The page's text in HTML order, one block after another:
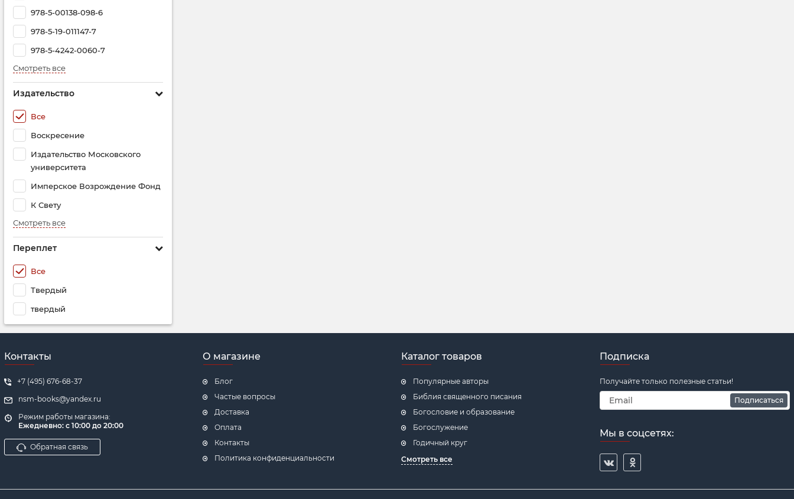
978-5-00138-098-6
978-5-19-011147-7
978-5-4242-0060-7
Смотреть все
Издательство
Все
Воскресение
Издательство Московского
университета
Имперское Возрождение Фонд
К Свету
Смотреть все
Переплет
Все
Твердый
твердый
Контакты
+7 (495) 676-68-37
nsm-books@yandex.ru
Режим работы магазина:
Ежедневно: с 10:00 до 20:00
Обратная связь
О магазине
Блог
Частые вопросы
Доставка
Оплата
Контакты
Политика конфиденциальности
Каталог товаров
Популярные авторы
Библия священного писания
Богословие и образование
Богослужение
Годичный круг
Смотреть все
Подписка
Получайте только полезные статьи!
Подписаться
Мы в соцсетях: